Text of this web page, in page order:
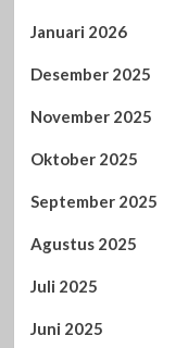
Januari 2026
Desember 2025
November 2025
Oktober 2025
September 2025
Agustus 2025
Juli 2025
Juni 2025